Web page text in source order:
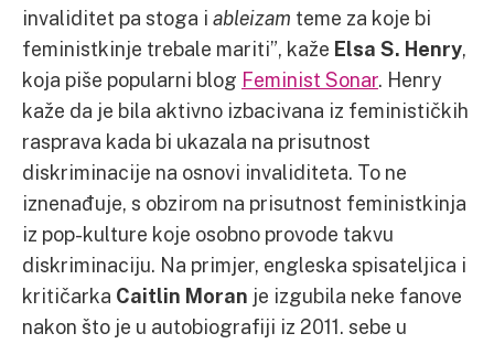
invaliditet pa stoga i ableizam teme za koje bi
feministkinje trebale mariti”, kaže Elsa S. Henry,
koja piše popularni blog Feminist Sonar. Henry
kaže da je bila aktivno izbacivana iz feminističkih
rasprava kada bi ukazala na prisutnost
diskriminacije na osnovi invaliditeta. To ne
iznenađuje, s obzirom na prisutnost feministkinja
iz pop-kulture koje osobno provode takvu
diskriminaciju. Na primjer, engleska spisateljica i
kritičarka Caitlin Moran je izgubila neke fanove
nakon što je u autobiografiji iz 2011. sebe u